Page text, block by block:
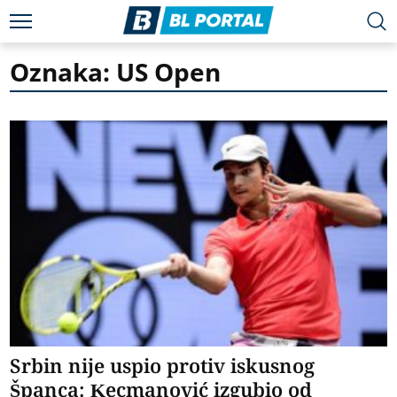
Oznaka: US Open
Srbin nije uspio protiv iskusnog
Španca: Kecmanović izgubio od